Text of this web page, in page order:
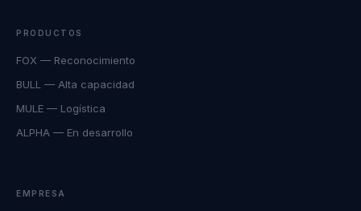
PRODUCTOS
FOX — Reconocimiento
BULL — Alta capacidad
MULE — Logística
ALPHA — En desarrollo
EMPRESA